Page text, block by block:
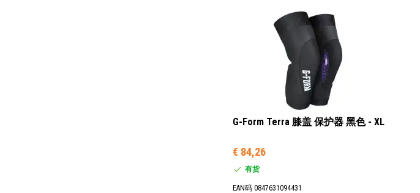
G-Form Terra 膝盖 保护器 黑色 - XL
€ 84,26
有货
EAN码 0847631094431